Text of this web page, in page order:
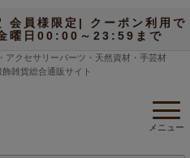
会員様限定| クーポン利用で
曜日00:00～23:59まで
アクセサリーパーツ・天然資材・手芸材
雑貨総合通販サイト
メニュー